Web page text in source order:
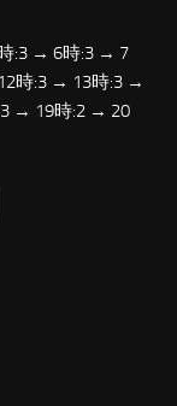
:3 → 6時:3 → 7
時:3 → 13時:3 →
→ 19時:2 → 20